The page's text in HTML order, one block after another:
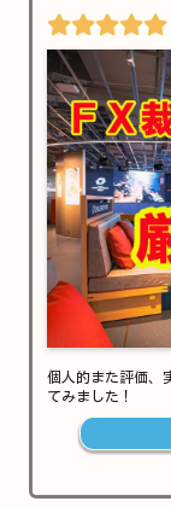
個人的また評価、
てみました！